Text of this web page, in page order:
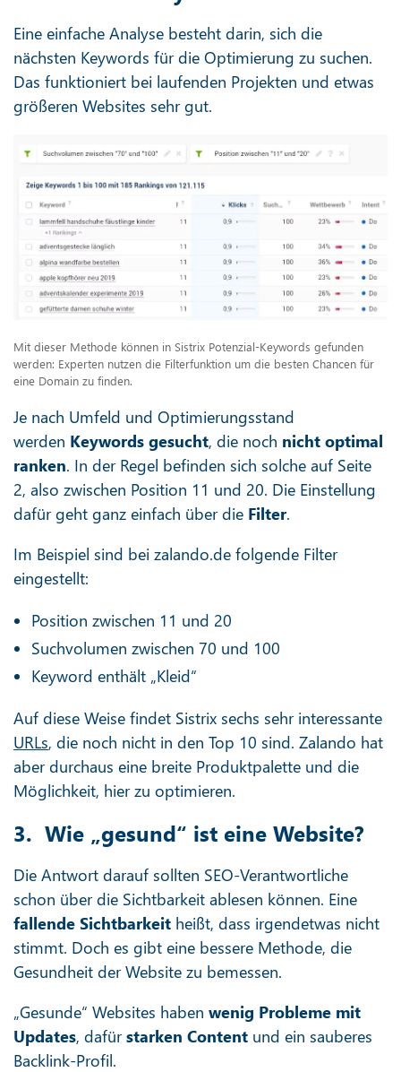
Eine einfache Analyse besteht darin, sich die
nächsten Keywords für die Optimierung zu suchen.
Das funktioniert bei laufenden Projekten und etwas
größeren Websites sehr gut.
Mit dieser Methode können in Sistrix Potenzial-Keywords gefunden
werden: Experten nutzen die Filterfunktion um die besten Chancen für
eine Domain zu finden.
Je nach Umfeld und Optimierungsstand
werden Keywords gesucht, die noch nicht optimal
ranken. In der Regel befinden sich solche auf Seite
2, also zwischen Position 11 und 20. Die Einstellung
dafür geht ganz einfach über die Filter.
Im Beispiel sind bei zalando.de folgende Filter
eingestellt:
Position zwischen 11 und 20
Suchvolumen zwischen 70 und 100
Keyword enthält „Kleid“
Auf diese Weise findet Sistrix sechs sehr interessante
URLs, die noch nicht in den Top 10 sind. Zalando hat
aber durchaus eine breite Produktpalette und die
Möglichkeit, hier zu optimieren.
3. Wie „gesund“ ist eine Website?
Die Antwort darauf sollten SEO-Verantwortliche
schon über die Sichtbarkeit ablesen können. Eine
fallende Sichtbarkeit heißt, dass irgendetwas nicht
stimmt. Doch es gibt eine bessere Methode, die
Gesundheit der Website zu bemessen.
„Gesunde“ Websites haben wenig Probleme mit
Updates, dafürstarken Content und ein sauberes
Backlink-Profil.